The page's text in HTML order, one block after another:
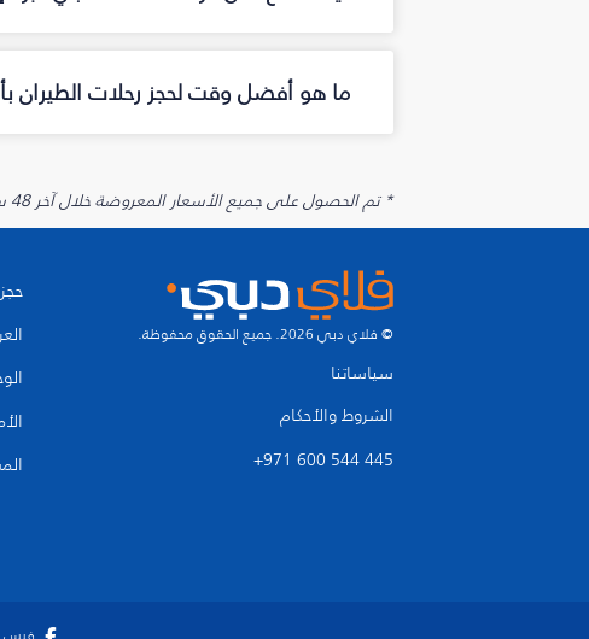
ما هو أفضل وقت لحجز رحلات الطيران
* تم الحصول على جميع الأسعار المعروضة خلال آخر 48 ساعة قد لا تكون متوفرة في وقت الحجز. قد يتم تطبيق رسوم إضافية على الإضافات الاختيارية.
© فلاي دبي 2026. جميع الحقوق محفوظة.
سياساتنا
الشروط والأحكام
+971 600 544 445